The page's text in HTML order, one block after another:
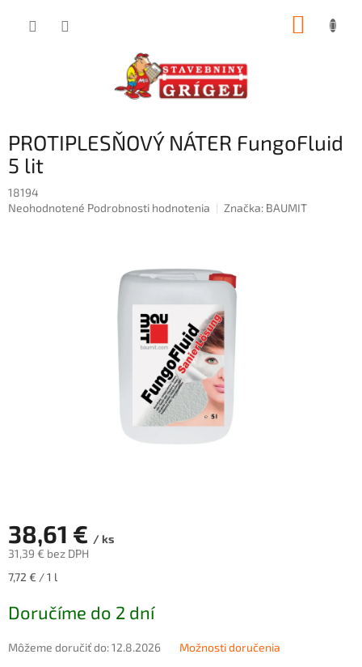
PROTIPLESŇOVÝ NÁTER FungoFluid
5 lit
18194
Priemerné
Neohodnotené Podrobnosti hodnotenia Značka: BAUMIT
38,61 € / ks
31,39 € bez DPH
Jednotková
7,72 € / 1 l
Doručíme do 2 dní
Môžeme doručiť do:12.8.2026 Možnosti doručenia